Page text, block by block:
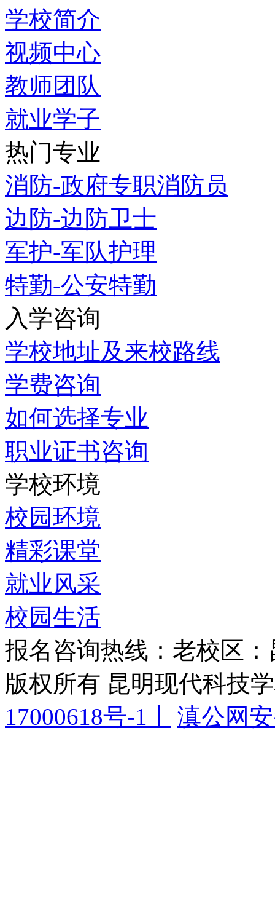
学校简介
视频中心
教师团队
就业学子
热门专业
消防-政府专职消防员
边防-边防卫士
军护-军队护理
特勤-公安特勤
入学咨询
学校地址及来校路线
学费咨询
如何选择专业
职业证书咨询
学校环境
校园环境
精彩课堂
就业风采
校园生活
报名咨询热线：老校区
版权所有 昆明现代科技
17000618号-1丨
滇公网